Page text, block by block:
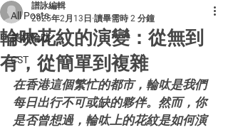
All Posts
美林輪呔
CST
輪呔花紋的演變：從無到
有，從簡單到複雜
譜詠編輯
2025年2月13日 讀畢需時 2 分鐘
在香港這個繁忙的都市，輪呔是我們
每日出行不可或缺的夥伴。然而，你
是否曾想過，輪呔上的花紋是如何演